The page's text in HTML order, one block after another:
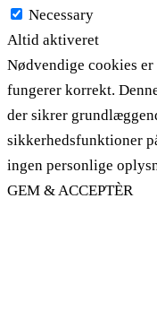
Necessary
Altid aktiveret
Nødvendige cookies
fungerer korrekt.
der sikrer
sikkerhedsfunktioner
ingen personlige
GEM & ACCEPTÈR